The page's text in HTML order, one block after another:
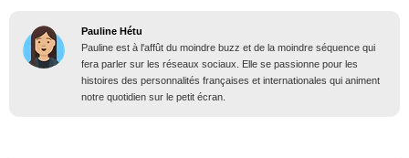
Pauline Hétu
Pauline est à l'affût du moindre buzz et de la moindre séquence qui
fera parler sur les réseaux sociaux. Elle se passionne pour les
histoires des personnalités françaises et internationales qui animent
notre quotidien sur le petit écran.